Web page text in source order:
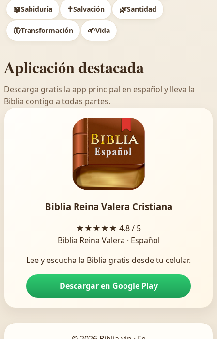
📖Sabiduría ✝️Salvación 🌿Santidad
🦋Transformación 🌱Vida
Aplicación destacada
Descarga gratis la app principal en español y lleva la
Biblia contigo a todas partes.
Biblia Reina Valera Cristiana
★★★★★ 4.8 / 5
Biblia Reina Valera · Español
Lee y escucha la Biblia gratis desde tu celular.
Descargar en Google Play